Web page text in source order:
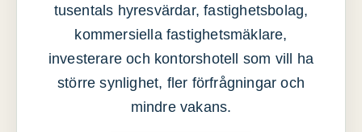
tusentals hyresvärdar, fastighetsbolag,
kommersiella fastighetsmäklare,
investerare och kontorshotell som vill ha
större synlighet, fler förfrågningar och
mindre vakans.